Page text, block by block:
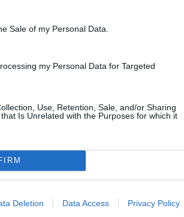
Sale of my Personal Data.
my Personal Data for Targeted
Use, Retention, Sale, and/or Sharing
Is Unrelated with the Purposes for which it
Deletion Data Access Privacy Policy
nagy részét
párolgásnak és az